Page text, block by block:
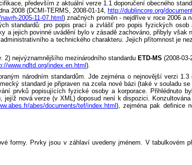
především z aktuální verze 1.1 doporučení obecného
2008 (DCMI-TERMS, 2008-01-14, http://dublincore.org/
2005-11-07.html) značných proměn - nejdříve v roce 2006 a
standardů: pro popis prací a zvlášť pro popis fyzických
jejich povinné uvádění bylo v zásadě zachováno, přibyly však
a technického charakteru. Jejich přítomnost je
nejvýznamnějšího mezinárodního standardu ETD-MS (2008-03-
www.ndltd.org/index.en.html ).
národním standardům. Jde zejména o nejnovější verzi 1.3
standard je připraven na zcela nové bázi (také v souladu
prvků popisujících fyzické osoby a korporace. Přihlédnuto
jejíž nová verze (v XML) doposud není k dispozici.
abes/documents/tef/index.html), zejména pak definice
formy. Prvky jsou v záhlaví uvedeny jménem. V tabulkovém